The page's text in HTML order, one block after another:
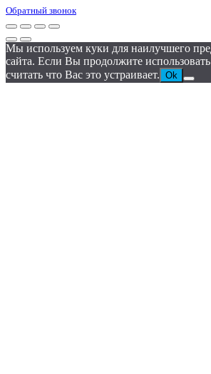
Обратный звонок
Мы используем куки для наилучшего
сайта. Если Вы продолжите
считать что Вас это устраивает. Ok